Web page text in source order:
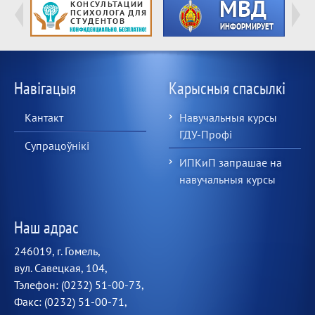
Навігацыя
Кантакт
Супрацоўнікі
Карысныя спасылкі
Навучальныя курсы
ГДУ-Профі
ИПКиП запрашае на
навучальныя курсы
Наш адрас
246019, г. Гомель,
вул. Савецкая, 104,
Тэлефон: (0232) 51-00-73,
Факс: (0232) 51-00-71,